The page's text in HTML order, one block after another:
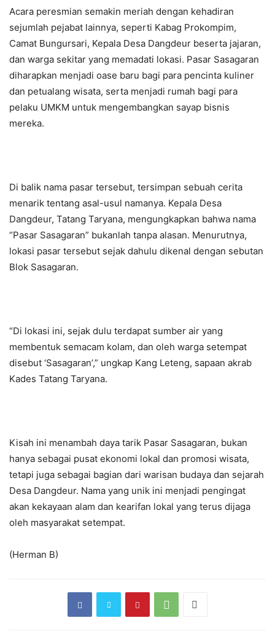
Acara peresmian semakin meriah dengan kehadiran
sejumlah pejabat lainnya, seperti Kabag Prokompim,
Camat Bungursari, Kepala Desa Dangdeur beserta jajaran,
dan warga sekitar yang memadati lokasi. Pasar Sasagaran
diharapkan menjadi oase baru bagi para pencinta kuliner
dan petualang wisata, serta menjadi rumah bagi para
pelaku UMKM untuk mengembangkan sayap bisnis
mereka.
Di balik nama pasar tersebut, tersimpan sebuah cerita
menarik tentang asal-usul namanya. Kepala Desa
Dangdeur, Tatang Taryana, mengungkapkan bahwa nama
“Pasar Sasagaran” bukanlah tanpa alasan. Menurutnya,
lokasi pasar tersebut sejak dahulu dikenal dengan sebutan
Blok Sasagaran.
“Di lokasi ini, sejak dulu terdapat sumber air yang
membentuk semacam kolam, dan oleh warga setempat
disebut ‘Sasagaran’,” ungkap Kang Leteng, sapaan akrab
Kades Tatang Taryana.
Kisah ini menambah daya tarik Pasar Sasagaran, bukan
hanya sebagai pusat ekonomi lokal dan promosi wisata,
tetapi juga sebagai bagian dari warisan budaya dan sejarah
Desa Dangdeur. Nama yang unik ini menjadi pengingat
akan kekayaan alam dan kearifan lokal yang terus dijaga
oleh masyarakat setempat.
(Herman B)